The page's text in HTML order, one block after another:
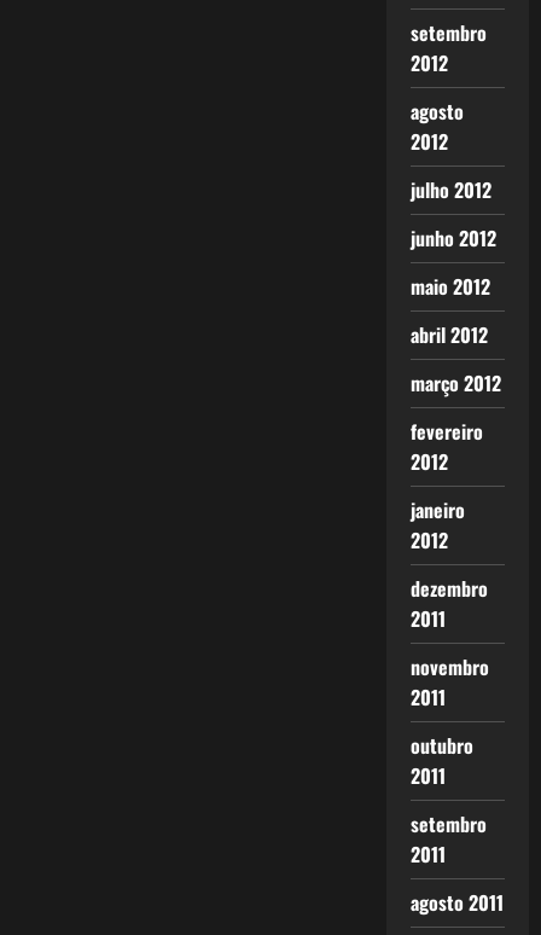
setembro
2012
agosto
2012
julho 2012
junho 2012
maio 2012
abril 2012
março 2012
fevereiro
2012
janeiro
2012
dezembro
2011
novembro
2011
outubro
2011
setembro
2011
agosto 2011